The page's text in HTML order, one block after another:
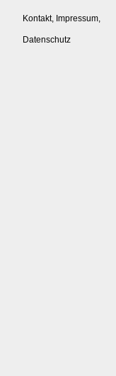
Kontakt, Impressum,
Datenschutz